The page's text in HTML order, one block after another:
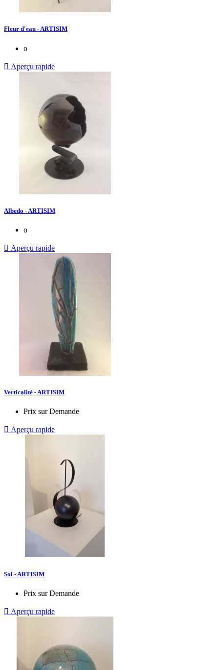
Fleur d'eau - ARTISIM
o
 Aperçu rapide
Albedo - ARTISIM
o
 Aperçu rapide
Verticalité - ARTISIM
Prix sur Demande
 Aperçu rapide
Sol - ARTISIM
Prix sur Demande
 Aperçu rapide